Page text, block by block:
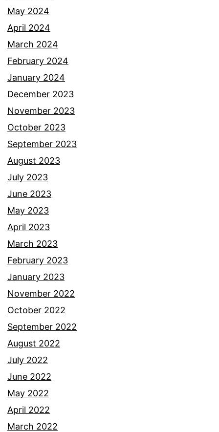
May 2024
April 2024
March 2024
February 2024
January 2024
December 2023
November 2023
October 2023
September 2023
August 2023
July 2023
June 2023
May 2023
April 2023
March 2023
February 2023
January 2023
November 2022
October 2022
September 2022
August 2022
July 2022
June 2022
May 2022
April 2022
March 2022